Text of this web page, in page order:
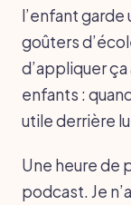
l’enfant garde
goûters
d’appliquer
enfants :
utile derrière
Une heure de
podcast. Je